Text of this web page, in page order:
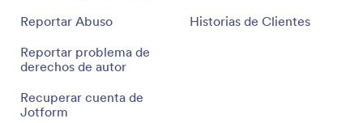
Reportar Abuso
Reportar problema de
derechos de autor
Recuperar cuenta de
Jotform
Historias de Clientes